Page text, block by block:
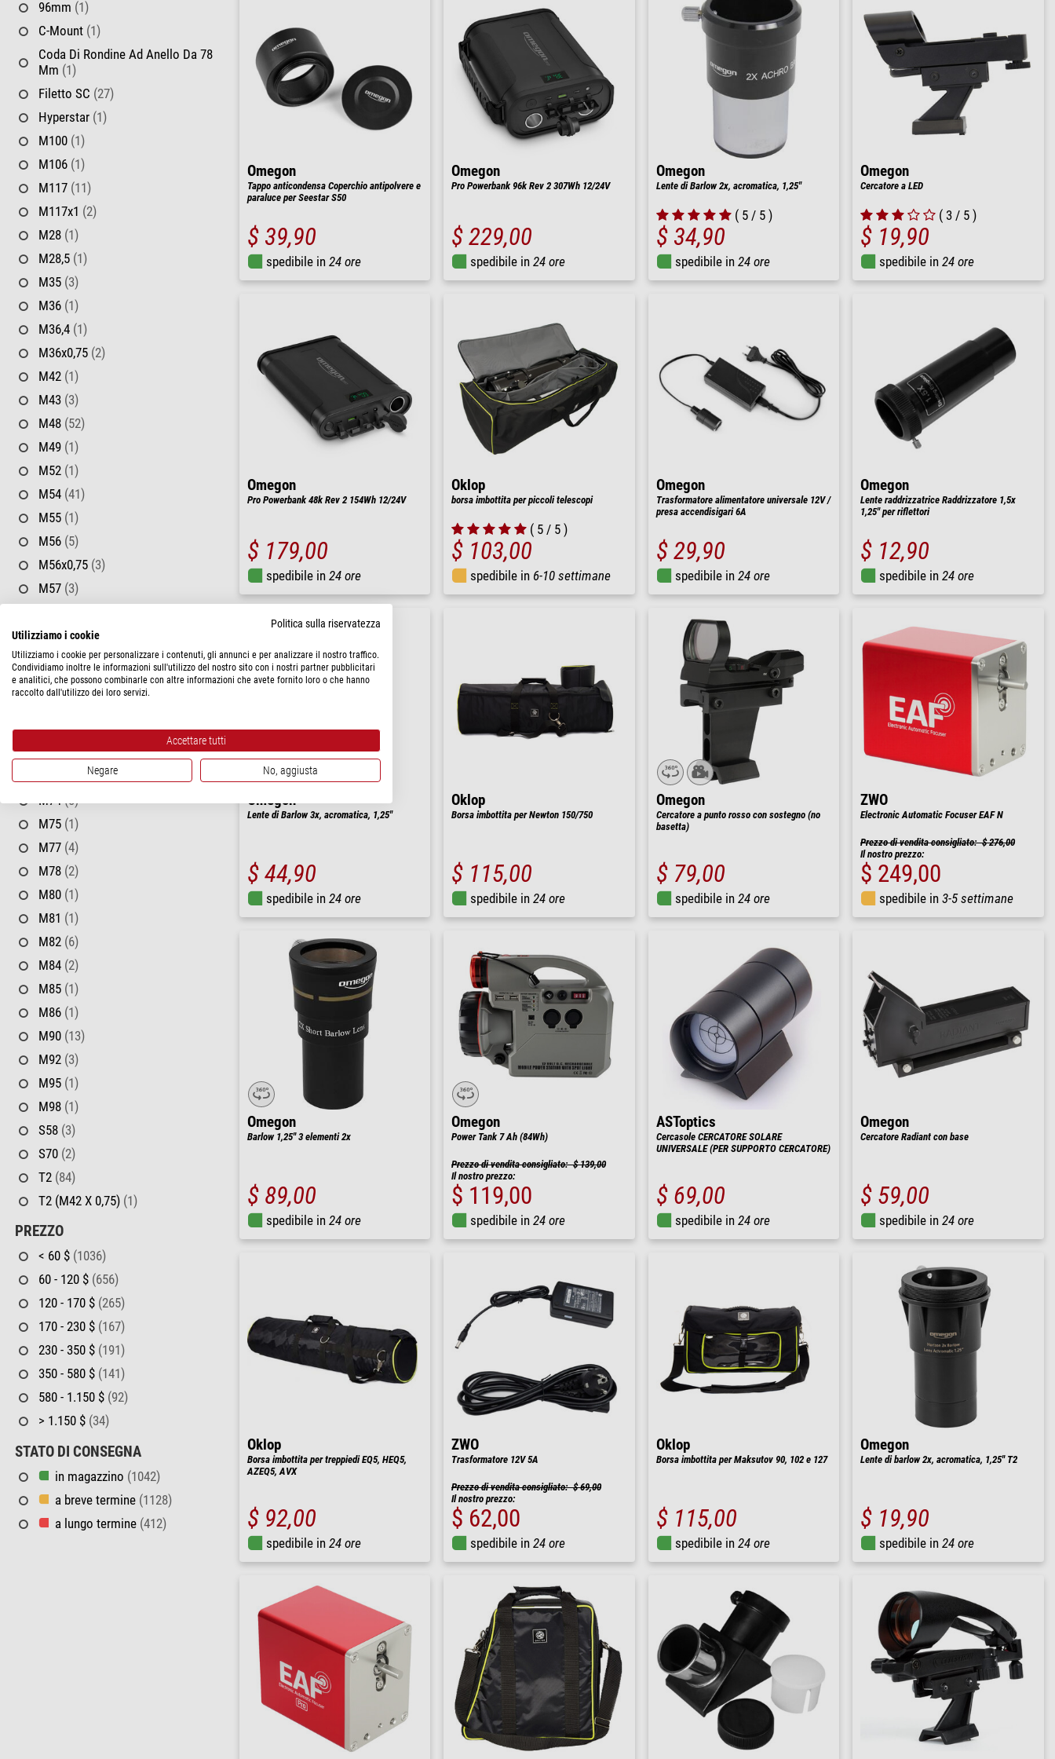
96mm (1)
C-Mount (1)
Coda Di Rondine Ad Anello Da 78
Mm (1)
Filetto SC (27)
Hyperstar (1)
M100 (1)
M106 (1)
M117 (11)
M117x1 (2)
M28 (1)
M28,5 (1)
M35 (3)
M36 (1)
M36,4 (1)
M36x0,75 (2)
M42 (1)
M43 (3)
M48 (52)
M49 (1)
M52 (1)
M54 (41)
M55 (1)
M56 (5)
M56x0,75 (3)
M57 (3)
M60(7)
M63(2)
M65(2)
M68(37)
M69(4)
M74(8)
M75 (1)
M77 (4)
M78 (2)
M80 (1)
M81 (1)
M82 (6)
M84 (2)
M85 (1)
M86 (1)
M90 (13)
M92 (3)
M95 (1)
M98 (1)
S58 (3)
S70 (2)
T2 (84)
T2 (M42 X 0,75) (1)
PREZZO
< 60 $ (1036)
60 - 120 $ (656)
120 - 170 $ (265)
170 - 230 $ (167)
230 - 350 $ (191)
350 - 580 $ (141)
580 - 1.150 $ (92)
> 1.150 $ (34)
STATO DI CONSEGNA
in magazzino (1042)
a breve termine (1128)
a lungo termine (412)
Omegon
Tappo anticondensa Coperchio antipolvere e
paraluce per Seestar S50
$ 39,90
spedibile in 24 ore
Omegon
Pro Powerbank 96k Rev 2 307Wh 12/24V
$ 229,00
spedibile in 24 ore
Omegon
Lente di Barlow 2x, acromatica, 1,25"
( 5 / 5 )
$ 34,90
spedibile in 24 ore
Omegon
Cercatore a LED
( 3 / 5 )
$ 19,90
spedibile in 24 ore
Omegon
Pro Powerbank 48k Rev 2 154Wh 12/24V
$ 179,00
spedibile in 24 ore
Oklop
borsa imbottita per piccoli telescopi
( 5 / 5 )
$ 103,00
spedibile in 6-10 settimane
Omegon
Trasformatore alimentatore universale 12V /
presa accendisigari 6A
$ 29,90
spedibile in 24 ore
Omegon
Lente raddrizzatrice Raddrizzatore 1,5x
1,25" per riflettori
$ 12,90
spedibile in 24 ore
Omegon
Lente di Barlow 3x, acromatica, 1,25"
$ 44,90
spedibile in 24 ore
Oklop
Borsa imbottita per Newton 150/750
$ 115,00
spedibile in 24 ore
Omegon
Cercatore a punto rosso con sostegno (no
basetta)
$ 79,00
spedibile in 24 ore
ZWO
Electronic Automatic Focuser EAF N
Prezzo di vendita consigliato: $ 276,00
Il nostro prezzo:
$ 249,00
spedibile in 3-5 settimane
Omegon
Barlow 1,25'' 3 elementi 2x
$ 89,00
spedibile in 24 ore
Omegon
Power Tank 7 Ah (84Wh)
Prezzo di vendita consigliato: $ 139,00
Il nostro prezzo:
$ 119,00
spedibile in 24 ore
ASToptics
Cercasole CERCATORE SOLARE
UNIVERSALE (PER SUPPORTO CERCATORE)
$ 69,00
spedibile in 24 ore
Omegon
Cercatore Radiant con base
$ 59,00
spedibile in 24 ore
Oklop
Borsa imbottita per treppiedi EQ5, HEQ5,
AZEQ5, AVX
$ 92,00
spedibile in 24 ore
ZWO
Trasformatore 12V 5A
Prezzo di vendita consigliato: $ 69,00
Il nostro prezzo:
$ 62,00
spedibile in 24 ore
Oklop
Borsa imbottita per Maksutov 90, 102 e 127
$ 115,00
spedibile in 24 ore
Omegon
Lente di barlow 2x, acromatica, 1,25'' T2
$ 19,90
spedibile in 24 ore
Politica sulla riservatezza
Utilizziamo i cookie
Utilizziamo i cookie per personalizzare i contenuti, gli annunci e per analizzare il nostro traffico.
Condividiamo inoltre le informazioni sull'utilizzo del nostro sito con i nostri partner pubblicitari
e analitici, che possono combinarle con altre informazioni che avete fornito loro o che hanno
raccolto dall'utilizzo dei loro servizi.
Accettare tutti
Negare No, aggiusta